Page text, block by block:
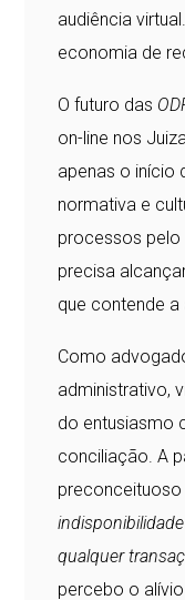
audiência
economia de
O futuro das
on-line nos
apenas o início
normativa e
processos pelo
precisa
que contende
Como
administrativo,
do entusiasmo
conciliação. A
qualquer
percebo o